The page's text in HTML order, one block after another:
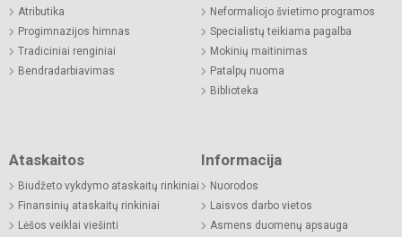
Atributika
Progimnazijos himnas
Tradiciniai renginiai
Bendradarbiavimas
Neformaliojo švietimo programos
Specialistų teikiama pagalba
Mokinių maitinimas
Patalpų nuoma
Biblioteka
Ataskaitos
Biudžeto vykdymo ataskaitų rinkiniai
Finansinių ataskaitų rinkiniai
Lėšos veiklai viešinti
Informacija
Nuorodos
Laisvos darbo vietos
Asmens duomenų apsauga